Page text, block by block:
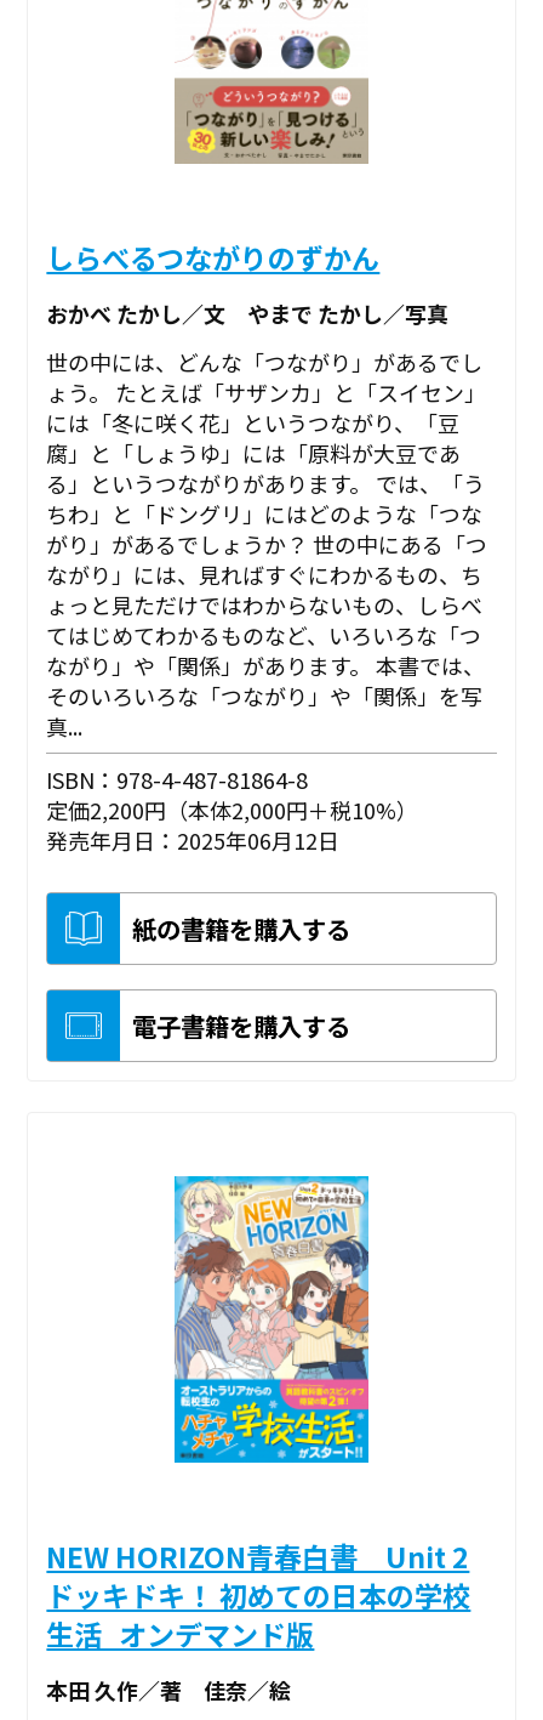
しらべるつながりのずかん
おかべ たかし／文 やまで たかし／写真
世の中には、どんな「つながり」があるでし
ょう。 たとえば「サザンカ」と「スイセン」
には「冬に咲く花」というつながり、「豆
腐」と「しょうゆ」には「原料が大豆であ
る」というつながりがあります。 では、「う
ちわ」と「ドングリ」にはどのような「つな
がり」があるでしょうか？ 世の中にある「つ
ながり」には、見ればすぐにわかるもの、ち
ょっと見ただけではわからないもの、しらべ
てはじめてわかるものなど、いろいろな「つ
ながり」や「関係」があります。 本書では、
そのいろいろな「つながり」や「関係」を写
真...
ISBN：978-4-487-81864-8
定価2,200円（本体2,000円＋税10%）
発売年月日：2025年06月12日
紙の書籍を購入する
電子書籍を購入する
NEW HORIZON青春白書 Unit 2
ドッキドキ！ 初めての日本の学校
生活_オンデマンド版
本田 久作／著 佳奈／絵